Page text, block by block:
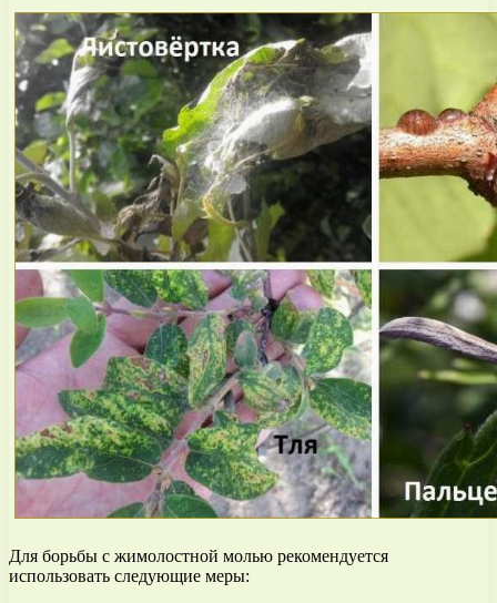
Для борьбы с жимолостной молью рекомендуется
использовать следующие меры: